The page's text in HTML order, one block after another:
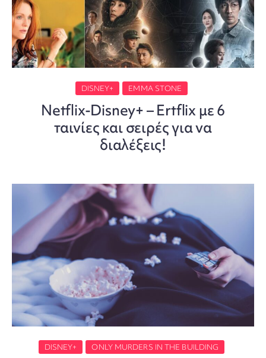
DISNEY+ EMMA STONE
Netflix-Disney+ – Ertflix με 6
ταινίες και σειρές για να
διαλέξεις!
DISNEY+ ONLY MURDERS IN THE BUILDING